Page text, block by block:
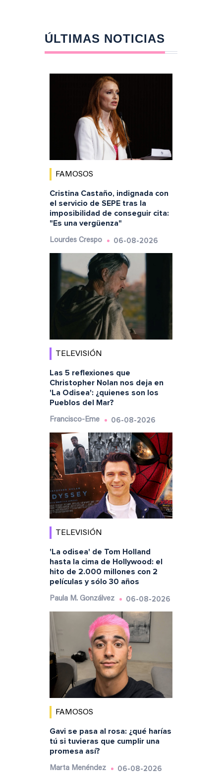
ÚLTIMAS NOTICIAS
FAMOSOS
Cristina Castaño, indignada con
el servicio de SEPE tras la
imposibilidad de conseguir cita:
"Es una vergüenza"
Lourdes Crespo 06-08-2026
TELEVISIÓN
Las 5 reflexiones que
Christopher Nolan nos deja en
'La Odisea': ¿quienes son los
Pueblos del Mar?
Francisco-Eme 06-08-2026
TELEVISIÓN
'La odisea' de Tom Holland
hasta la cima de Hollywood: el
hito de 2.000 millones con 2
películas y sólo 30 años
Paula M. Gonzálvez 06-08-2026
FAMOSOS
Gavi se pasa al rosa: ¿qué harías
tú si tuvieras que cumplir una
promesa así?
Marta Menéndez 06-08-2026